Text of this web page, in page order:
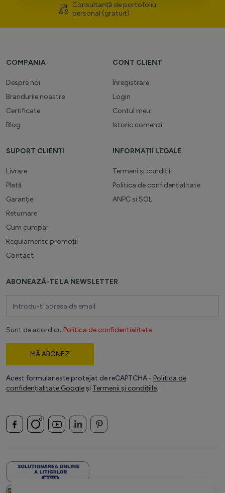
Consultanță de portofoliu
personal (gratuit)
COMPANIA
Despre noi
Brandurile noastre
Certificate
Blog
CONT CLIENT
Înregistrare
Login
Contul meu
Istoric comenzi
SUPORT CLIENȚI
Livrare
Plată
Garanție
Returnare
Cum cumpar
Regulamente promoții
Contact
INFORMAȚII LEGALE
Termeni și condiții
Politica de confidențialitate
ANPC si SOL
ABONEAZĂ-TE LA NEWSLETTER
Sunt de acord cu Politica de confidentialitate
MĂ ABONEZ
Acest formular este protejat de reCAPTCHA - Politica de
confidențialitate Google și Termenii și condițiile.